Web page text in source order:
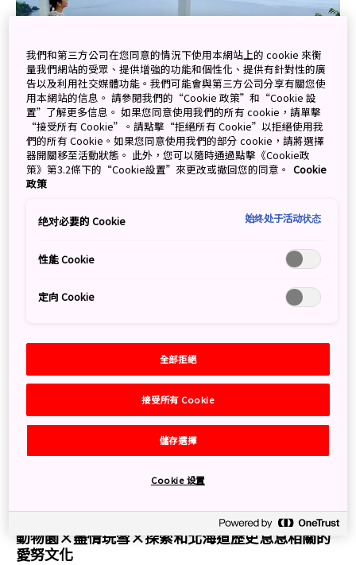
【名古屋、靜岡 3天2夜 吃遍當地美食 x 逛美術館 x
漫步在美景與美麗建築的療癒之旅 下集】
【北海道】超好玩的冬季白色北海道親子旅！旭山
動物園×盡情玩雪×探索和北海道歷史息息相關的
愛努文化
我們和第三方公司在您同意的情況下使用本網站上的 cookie 來衡
量我們網站的受眾、提供增強的功能和個性化、提供有針對性的廣
告以及利用社交媒體功能。我們可能會與第三方公司分享有關您使
用本網站的信息。 請參閱我們的“Cookie 政策”和“Cookie 設
置”了解更多信息。 如果您同意使用我們的所有 cookie，請單擊
“接受所有 Cookie”。請點擊“拒絕所有 Cookie”以拒絕使用我
們的所有 Cookie。如果您同意使用我們的部分 cookie，請將選擇
器開關移至活動狀態。 此外，您可以隨時通過點擊《Cookie政
策》第3.2條下的“Cookie設置”來更改或撤回您的同意。 Cookie
政策
绝对必要的 Cookie 始终处于活动状态
性能 Cookie
定向 Cookie
全部拒絕
接受所有 Cookie
儲存選擇
Cookie 设置